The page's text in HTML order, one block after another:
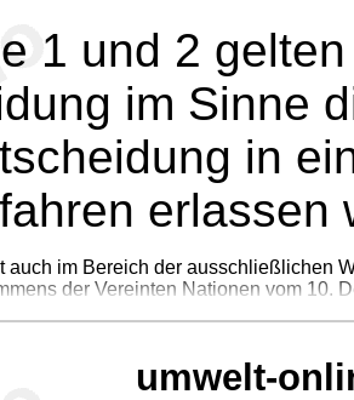
1 und 2
im Sinne
in
erlassen
auch im Bereich der ausschließlichen
der Vereinten Nationen vom 10.
umwelt-